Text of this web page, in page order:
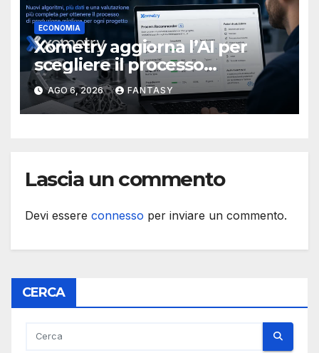
ECONOMIA
Xometry aggiorna l’AI per
scegliere il processo
produttivo più adatto
AGO 6, 2026 FANTASY
Lascia un commento
Devi essere connesso per inviare un commento.
CERCA